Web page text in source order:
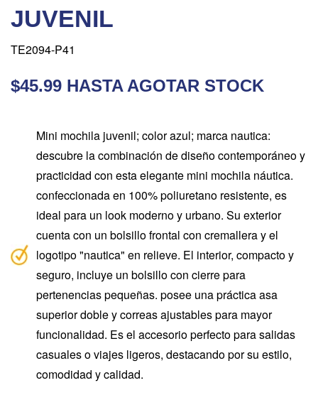
JUVENIL
TE2094-P41
$45.99 HASTA AGOTAR STOCK
Mini mochila juvenil; color azul; marca nautica:
descubre la combinación de diseño contemporáneo y
practicidad con esta elegante mini mochila náutica.
confeccionada en 100% poliuretano resistente, es
ideal para un look moderno y urbano. Su exterior
cuenta con un bolsillo frontal con cremallera y el
logotipo "nautica" en relieve. El interior, compacto y
seguro, incluye un bolsillo con cierre para
pertenencias pequeñas. posee una práctica asa
superior doble y correas ajustables para mayor
funcionalidad. Es el accesorio perfecto para salidas
casuales o viajes ligeros, destacando por su estilo,
comodidad y calidad.